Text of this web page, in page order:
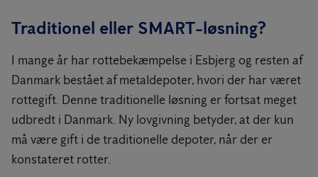
Traditionel eller SMART-løsning?
I mange år har rottebekæmpelse i Esbjerg og resten af
Danmark bestået af metaldepoter, hvori der har været
rottegift. Denne traditionelle løsning er fortsat meget
udbredt i Danmark. Ny lovgivning betyder, at der kun
må være gift i de traditionelle depoter, når der er
konstateret rotter.